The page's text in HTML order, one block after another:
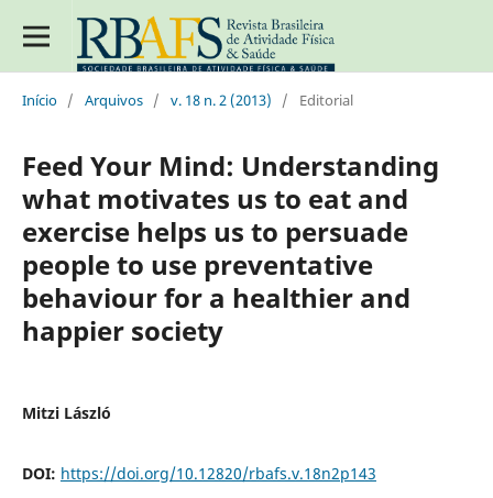
Início / Arquivos / v. 18 n. 2 (2013) / Editorial
Feed Your Mind: Understanding
what motivates us to eat and
exercise helps us to persuade
people to use preventative
behaviour for a healthier and
happier society
Mitzi László
DOI: https://doi.org/10.12820/rbafs.v.18n2p143